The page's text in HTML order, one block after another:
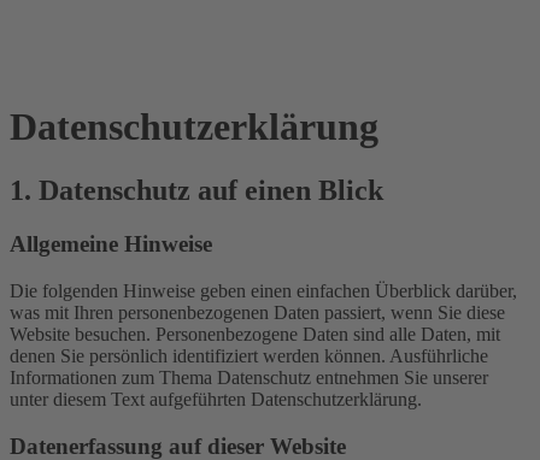
Datenschutz­erklärung
1. Datenschutz auf einen Blick
Allgemeine Hinweise
Die folgenden Hinweise geben einen einfachen Überblick darüber,
was mit Ihren personenbezogenen Daten passiert, wenn Sie diese
Website besuchen. Personenbezogene Daten sind alle Daten, mit
denen Sie persönlich identifiziert werden können. Ausführliche
Informationen zum Thema Datenschutz entnehmen Sie unserer
unter diesem Text aufgeführten Datenschutzerklärung.
Datenerfassung auf dieser Website